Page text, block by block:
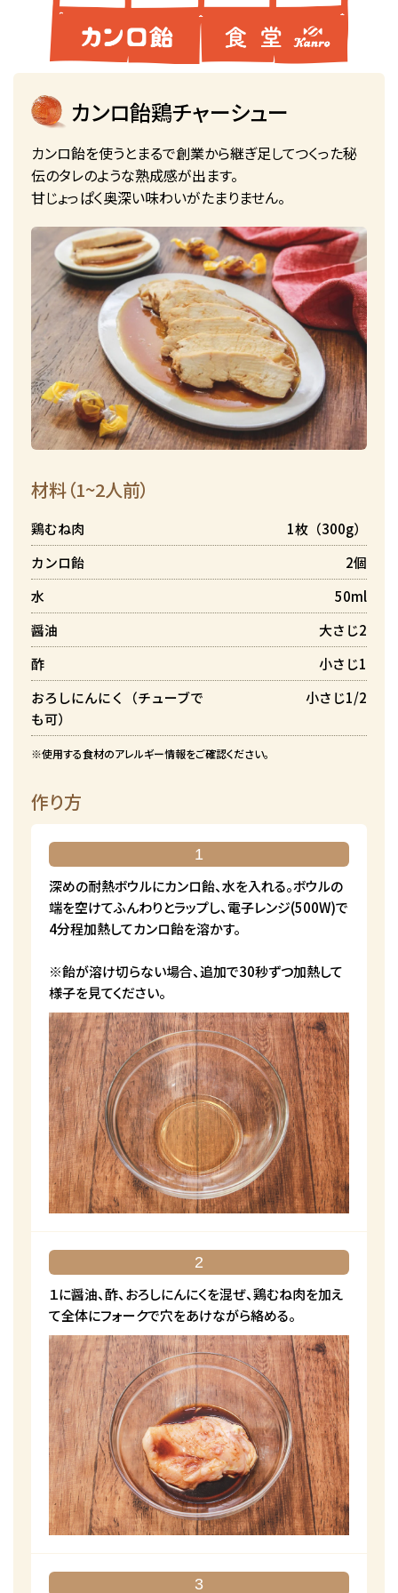
カンロ飴鶏チャーシュー
カンロ飴を使うとまるで創業から継ぎ足してつくった秘
伝のタレのような熟成感が出ます。
甘じょっぱく奥深い味わいがたまりません。
材料（1~2人前）
鶏むね肉
1枚（300g）
カンロ飴
2個
水
50ml
醤油
大さじ2
酢
小さじ1
おろしにんにく（チューブで
も可）
小さじ1/2
※使用する食材のアレルギー情報をご確認ください。
作り方
1
深めの耐熱ボウルにカンロ飴、水を入れる。ボウルの
端を空けてふんわりとラップし、電子レンジ(500W)で
4分程加熱してカンロ飴を溶かす。
※飴が溶け切らない場合、追加で30秒ずつ加熱して
様子を見てください。
2
１に醤油、酢、おろしにんにくを混ぜ、鶏むね肉を加え
て全体にフォークで穴をあけながら絡める。
3